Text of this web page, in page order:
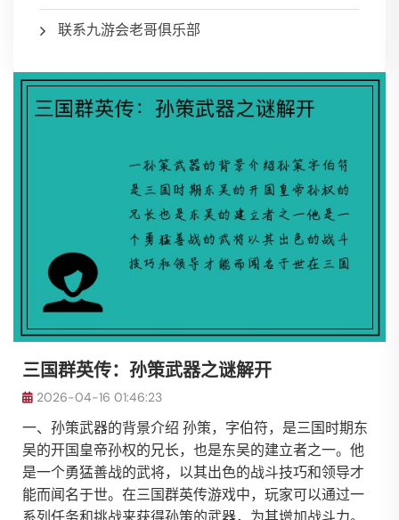
联系九游会老哥俱乐部
三国群英传：孙策武器之谜解开
2026-04-16 01:46:23
一、孙策武器的背景介绍 孙策，字伯符，是三国时期东
吴的开国皇帝孙权的兄长，也是东吴的建立者之一。他
是一个勇猛善战的武将，以其出色的战斗技巧和领导才
能而闻名于世。在三国群英传游戏中，玩家可以通过一